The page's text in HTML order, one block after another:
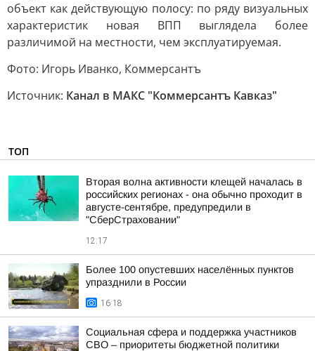
объект как действующую полосу: по ряду визуальных
характеристик новая ВПП выглядела более
различимой на местности, чем эксплуатируемая.
Фото: Игорь Иванко, Коммерсантъ
Источник: Канал в МАКС "Коммерсантъ Кавказ"
ТОП
Вторая волна активности клещей началась в
российских регионах - она обычно проходит в
августе-сентябре, предупредили в
"СберСтраховании"
12:17
Более 100 опустевших населённых пунктов
упразднили в России
16:18
Социальная сфера и поддержка участников
СВО – приоритеты бюджетной политики